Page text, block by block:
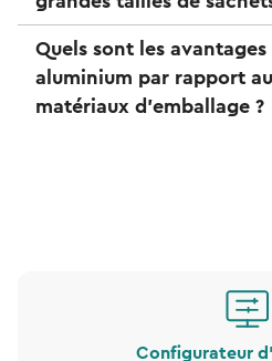
Quels sont les avantages
aluminium par rapport
matériaux d'emballage ?
Configurateur